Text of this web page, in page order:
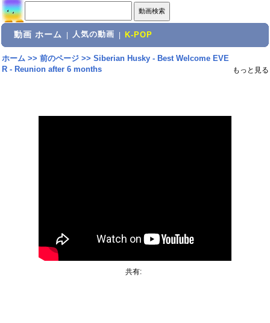
動画 ホーム 人気の動画 K-POP
ホーム>> 前のページ>> Siberian Husky - Best Welcome EVE
R - Reunion after 6 months
もっと見る
共有: